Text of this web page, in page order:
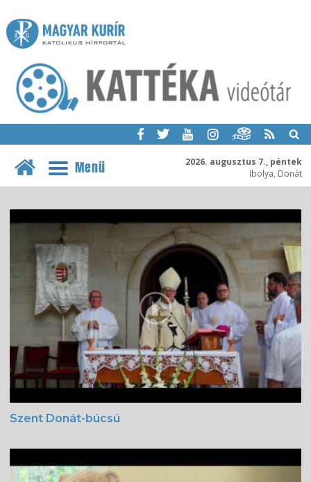
2026. augusztus 7., péntek
Ibolya, Donát
Menü
Szent Donát-búcsú